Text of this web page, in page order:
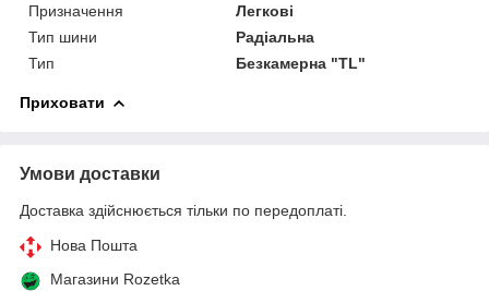
Призначення
Легкові
Тип шини
Радіальна
Тип
Безкамерна "TL"
Приховати
Умови доставки
Доставка здійснюється тільки по передоплаті.
Нова Пошта
Магазини Rozetka